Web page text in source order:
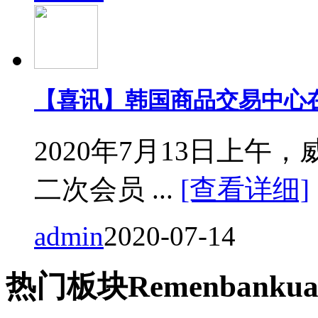
【喜讯】韩国商品交易中
2020年7月13日上午，
二次会员 ... [查看详细]
admin2020-07-14
热门板块Remen